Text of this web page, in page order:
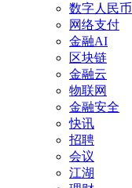
数字人民币
网络支付
金融AI
区块链
金融云
物联网
金融安全
快讯
招聘
会议
江湖